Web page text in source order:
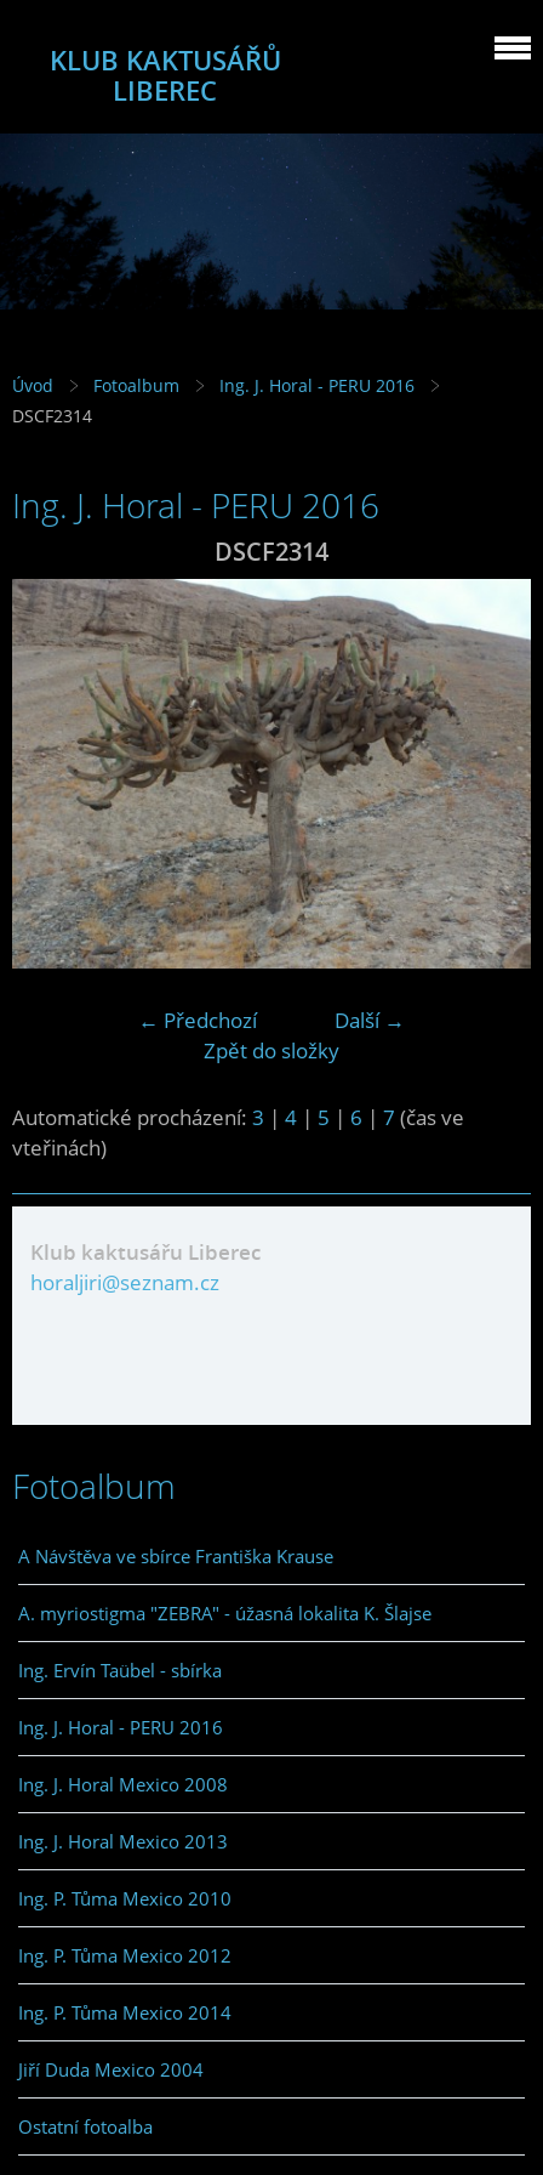
KLUB KAKTUSÁŘŮ
LIBEREC
Úvod Fotoalbum
Ing. J. Horal - PERU 2016
DSCF2314
Ing. J. Horal - PERU 2016
DSCF2314
← Předchozí
Další →
Zpět do složky
Automatické procházení: 3 | 4 | 5 | 6 | 7 (čas ve
vteřinách)
Klub kaktusářu Liberec
horaljiri@seznam.cz
Fotoalbum
A Návštěva ve sbírce Františka Krause
A. myriostigma "ZEBRA" - úžasná lokalita K. Šlajse
Ing. Ervín Taübel - sbírka
Ing. J. Horal - PERU 2016
Ing. J. Horal Mexico 2008
Ing. J. Horal Mexico 2013
Ing. P. Tůma Mexico 2010
Ing. P. Tůma Mexico 2012
Ing. P. Tůma Mexico 2014
Jiří Duda Mexico 2004
Ostatní fotoalba